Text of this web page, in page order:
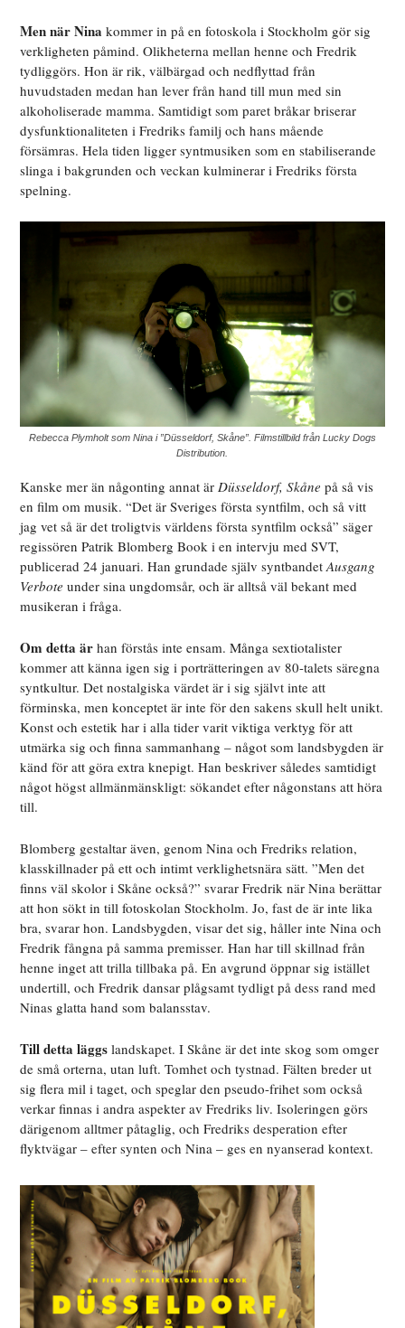
Men när Nina kommer in på en fotoskola i Stockholm gör sig
verkligheten påmind. Olikheterna mellan henne och Fredrik
tydliggörs. Hon är rik, välbärgad och nedflyttad från
huvudstaden medan han lever från hand till mun med sin
alkoholiserade mamma. Samtidigt som paret bråkar briserar
dysfunktionaliteten i Fredriks familj och hans mående
försämras. Hela tiden ligger syntmusiken som en stabiliserande
slinga i bakgrunden och veckan kulminerar i Fredriks första
spelning.
Rebecca Plymholt som Nina i ”Düsseldorf, Skåne”. Filmstillbild från Lucky Dogs
Distribution.
Kanske mer än någonting annat ärDüsseldorf, Skåne på så vis
en film om musik. “Det är Sveriges första syntfilm, och så vitt
jag vet så är det troligtvis världens första syntfilm också” säger
regissören Patrik Blomberg Book i en intervju med SVT,
publicerad 24 januari. Han grundade själv syntbandetAusgang
Verbote under sina ungdomsår, och är alltså väl bekant med
musikeran i fråga.
Om detta är han förstås inte ensam. Många sextiotalister
kommer att känna igen sig i porträtteringen av 80-talets säregna
syntkultur. Det nostalgiska värdet är i sig självt inte att
förminska, men konceptet är inte för den sakens skull helt unikt.
Konst och estetik har i alla tider varit viktiga verktyg för att
utmärka sig och finna sammanhang – något som landsbygden är
känd för att göra extra knepigt. Han beskriver således samtidigt
något högst allmänmänskligt: sökandet efter någonstans att höra
till.
Blomberg gestaltar även, genom Nina och Fredriks relation,
klasskillnader på ett och intimt verklighetsnära sätt. ”Men det
finns väl skolor i Skåne också?” svarar Fredrik när Nina berättar
att hon sökt in till fotoskolan Stockholm. Jo, fast de är inte lika
bra, svarar hon. Landsbygden, visar det sig, håller inte Nina och
Fredrik fångna på samma premisser. Han har till skillnad från
henne inget att trilla tillbaka på. En avgrund öppnar sig istället
undertill, och Fredrik dansar plågsamt tydligt på dess rand med
Ninas glatta hand som balansstav.
Till detta läggs landskapet. I Skåne är det inte skog som omger
de små orterna, utan luft. Tomhet och tystnad. Fälten breder ut
sig flera mil i taget, och speglar den pseudo-frihet som också
verkar finnas i andra aspekter av Fredriks liv. Isoleringen görs
därigenom alltmer påtaglig, och Fredriks desperation efter
flyktvägar – efter synten och Nina – ges en nyanserad kontext.